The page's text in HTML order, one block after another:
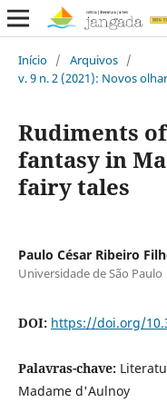
Início / Arquivos /
v. 9 n. 2 (2021): Novos
Rudiments
fantasy in
fairy tales
Paulo César Ribeiro
Universidade de São Paulo
DOI: https://doi.org/
Palavras-chave:
Madame d'Aulnoy